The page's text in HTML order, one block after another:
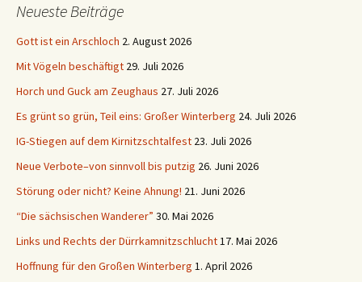
Neueste Beiträge
Gott ist ein Arschloch 2. August 2026
Mit Vögeln beschäftigt 29. Juli 2026
Horch und Guck am Zeughaus 27. Juli 2026
Es grünt so grün, Teil eins: Großer Winterberg 24. Juli 2026
IG-Stiegen auf dem Kirnitzschtalfest 23. Juli 2026
Neue Verbote–von sinnvoll bis putzig 26. Juni 2026
Störung oder nicht? Keine Ahnung! 21. Juni 2026
“Die sächsischen Wanderer” 30. Mai 2026
Links und Rechts der Dürrkamnitzschlucht17. Mai 2026
Hoffnung für den Großen Winterberg 1. April 2026